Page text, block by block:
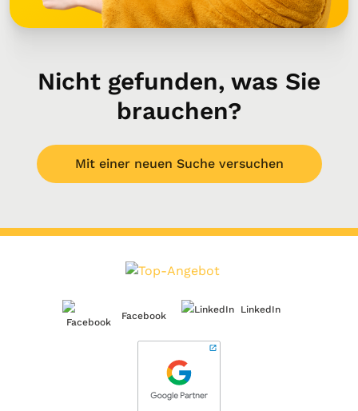
Nicht gefunden, was Sie
brauchen?
Mit einer neuen Suche versuchen
Facebook
LinkedIn